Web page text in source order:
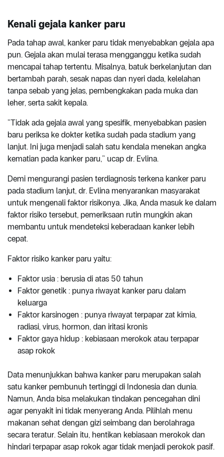
Kenali gejala kanker paru
Pada tahap awal, kanker paru tidak menyebabkan gejala apa
pun. Gejala akan mulai terasa mengganggu ketika sudah
mencapai tahap tertentu. Misalnya, batuk berkelanjutan dan
bertambah parah, sesak napas dan nyeri dada, kelelahan
tanpa sebab yang jelas, pembengkakan pada muka dan
leher, serta sakit kepala.
“Tidak ada gejala awal yang spesifik, menyebabkan pasien
baru periksa ke dokter ketika sudah pada stadium yang
lanjut. Ini juga menjadi salah satu kendala menekan angka
kematian pada kanker paru,” ucap dr. Evlina.
Demi mengurangi pasien terdiagnosis terkena kanker paru
pada stadium lanjut, dr. Evlina menyarankan masyarakat
untuk mengenali faktor risikonya. Jika, Anda masuk ke dalam
faktor risiko tersebut, pemeriksaan rutin mungkin akan
membantu untuk mendeteksi keberadaan kanker lebih
cepat.
Faktor risiko kanker paru yaitu:
Faktor usia : berusia di atas 50 tahun
Faktor genetik : punya riwayat kanker paru dalam
keluarga
Faktor karsinogen : punya riwayat terpapar zat kimia,
radiasi, virus, hormon, dan iritasi kronis
Faktor gaya hidup : kebiasaan merokok atau terpapar
asap rokok
Data menunjukkan bahwa kanker paru merupakan salah
satu kanker pembunuh tertinggi di Indonesia dan dunia.
Namun, Anda bisa melakukan tindakan pencegahan dini
agar penyakit ini tidak menyerang Anda. Pilihlah menu
makanan sehat dengan gizi seimbang dan berolahraga
secara teratur. Selain itu, hentikan kebiasaan merokok dan
hindari terpapar asap rokok agar tidak menjadi perokok pasif.